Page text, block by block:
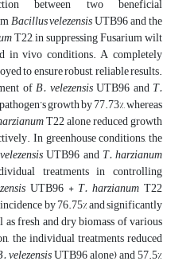
between two beneficial
Bacillus velezensisUTB96 and the
T22, in suppressing Fusarium wilt
in vivo conditions. A completely
to ensure robust, reliable results.
ofB. velezensisUTB96 andT.
growth by 77.73%, whereas
T22 alone reduced growth
In greenhouse conditions, the
UTB96 andT. harzianum
treatments in controlling
UTB96 + T. harzianum T22
by 76.75% and significantly
fresh and dry biomass of various
the individual treatments reduced
velezensisUTB96 alone) and 57.5%